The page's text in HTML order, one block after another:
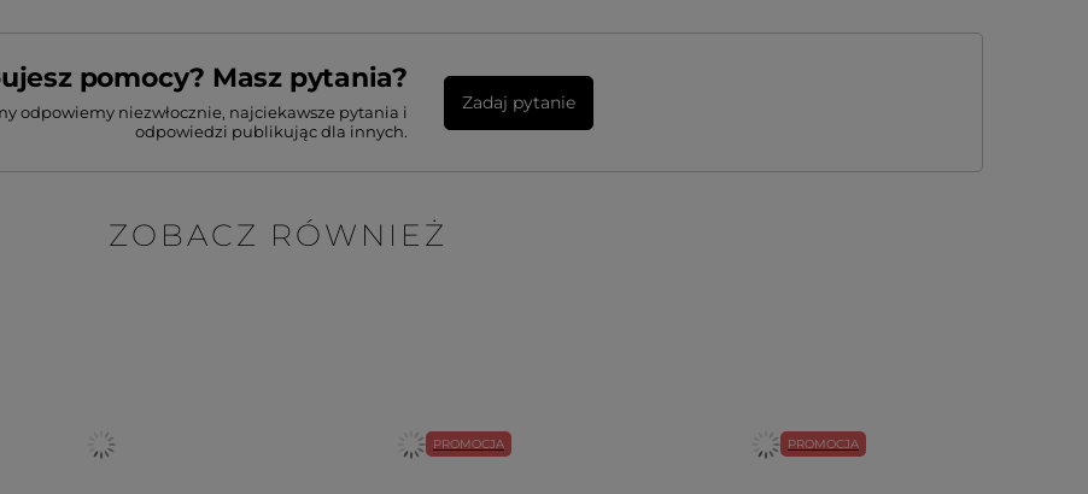
pomocy? Masz pytania?
odpowiemy niezwłocznie, najciekawsze pytania i
odpowiedzi publikując dla innych.
Zadaj pytanie
ZOBACZ RÓWNIEŻ
PROMOCJA PROMOCJA